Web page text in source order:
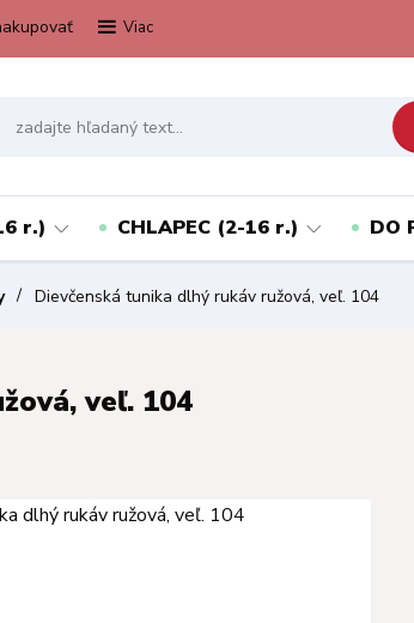
Viac
r.) CHLAPEC (2-16 r.) DO
Dievčenská tunika dlhý rukáv ružová, veľ. 104
veľ. 104